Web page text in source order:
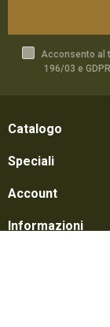
Acconsento al
196/03 e
Catalogo
Speciali
Account
Informazioni